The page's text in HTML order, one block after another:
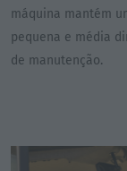
máquina mantém
pequena e média
de manutenção.